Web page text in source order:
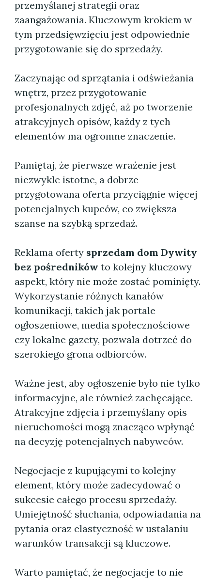
przemyślanej strategii oraz
zaangażowania. Kluczowym krokiem w
tym przedsięwzięciu jest odpowiednie
przygotowanie się do sprzedaży.
Zaczynając od sprzątania i odświeżania
wnętrz, przez przygotowanie
profesjonalnych zdjęć, aż po tworzenie
atrakcyjnych opisów, każdy z tych
elementów ma ogromne znaczenie.
Pamiętaj, że pierwsze wrażenie jest
niezwykle istotne, a dobrze
przygotowana oferta przyciągnie więcej
potencjalnych kupców, co zwiększa
szanse na szybką sprzedaż.
Reklama oferty sprzedam dom Dywity
bez pośredników to kolejny kluczowy
aspekt, który nie może zostać pominięty.
Wykorzystanie różnych kanałów
komunikacji, takich jak portale
ogłoszeniowe, media społecznościowe
czy lokalne gazety, pozwala dotrzeć do
szerokiego grona odbiorców.
Ważne jest, aby ogłoszenie było nie tylko
informacyjne, ale również zachęcające.
Atrakcyjne zdjęcia i przemyślany opis
nieruchomości mogą znacząco wpłynąć
na decyzję potencjalnych nabywców.
Negocjacje z kupującymi to kolejny
element, który może zadecydować o
sukcesie całego procesu sprzedaży.
Umiejętność słuchania, odpowiadania na
pytania oraz elastyczność w ustalaniu
warunków transakcji są kluczowe.
Warto pamiętać, że negocjacje to nie